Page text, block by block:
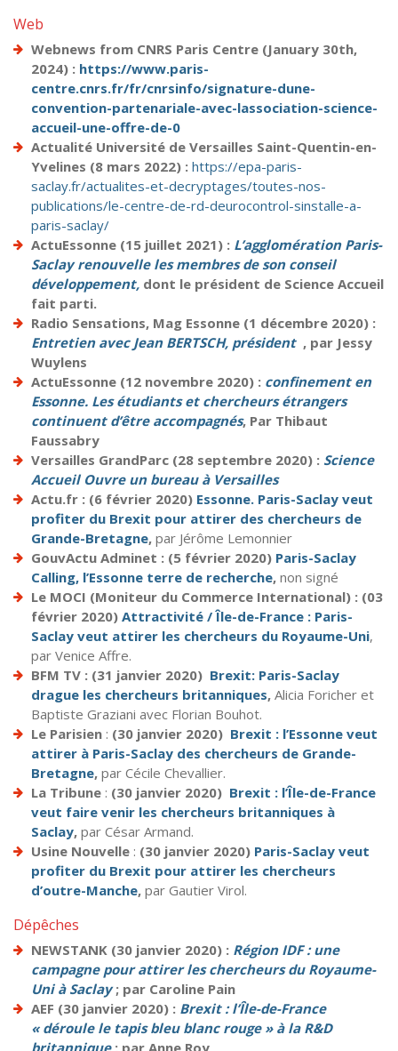
Web
Webnews from CNRS Paris Centre (January 30th,
2024) : https://www.paris-
centre.cnrs.fr/fr/cnrsinfo/signature-dune-
convention-partenariale-avec-lassociation-science-
accueil-une-offre-de-0
Actualité Université de Versailles Saint-Quentin-en-
Yvelines (8 mars 2022) : https://epa-paris-
saclay.fr/actualites-et-decryptages/toutes-nos-
publications/le-centre-de-rd-deurocontrol-sinstalle-a-
paris-saclay/
ActuEssonne (15 juillet 2021) : L’agglomération Paris-
Saclay renouvelle les membres de son conseil
développement, dont le président de Science Accueil
fait parti.
Radio Sensations, Mag Essonne (1 décembre 2020) :
Entretien avec Jean BERTSCH, président , par Jessy
Wuylens
ActuEssonne (12 novembre 2020) : confinement en
Essonne. Les étudiants et chercheurs étrangers
continuent d’être accompagnés, Par Thibaut
Faussabry
Versailles GrandParc (28 septembre 2020) : Science
Accueil Ouvre un bureau à Versailles
Actu.fr : (6 février 2020) Essonne. Paris-Saclay veut
profiter du Brexit pour attirer des chercheurs de
Grande-Bretagne, par Jérôme Lemonnier
GouvActu Adminet : (5 février 2020) Paris-Saclay
Calling, l’Essonne terre de recherche, non signé
Le MOCI (Moniteur du Commerce International) : (03
février 2020) Attractivité / Île-de-France : Paris-
Saclay veut attirer les chercheurs du Royaume-Uni,
par Venice Affre.
BFM TV : (31 janvier 2020) Brexit: Paris-Saclay
drague les chercheurs britanniques, Alicia Foricher et
Baptiste Graziani avec Florian Bouhot.
Le Parisien : (30 janvier 2020) Brexit : l’Essonne veut
attirer à Paris-Saclay des chercheurs de Grande-
Bretagne, par Cécile Chevallier.
La Tribune : (30 janvier 2020) Brexit : l’Île-de-France
veut faire venir les chercheurs britanniques à
Saclay, par César Armand.
Usine Nouvelle : (30 janvier 2020) Paris-Saclay veut
profiter du Brexit pour attirer les chercheurs
d’outre-Manche, par Gautier Virol.
Dépêches
NEWSTANK (30 janvier 2020) : Région IDF : une
campagne pour attirer les chercheurs du Royaume-
Uni à Saclay; par Caroline Pain
AEF (30 janvier 2020) : Brexit : l’Île-de-France
« déroule le tapis bleu blanc rouge » à la R&D